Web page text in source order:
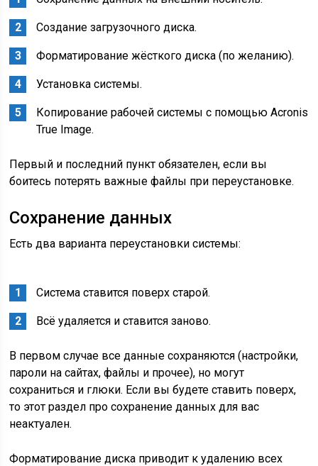
Создание загрузочного диска.
Форматирование жёсткого диска (по желанию).
Установка системы.
Копирование рабочей системы с помощью Acronis
True Image.
Первый и последний пункт обязателен, если вы
боитесь потерять важные файлы при переустановке.
Сохранение данных
Есть два варианта переустановки системы:
Система ставится поверх старой.
Всё удаляется и ставится заново.
В первом случае все данные сохраняются (настройки,
пароли на сайтах, файлы и прочее), но могут
сохраниться и глюки. Если вы будете ставить поверх,
то этот раздел про сохранение данных для вас
неактуален.
Форматирование диска приводит к удалению всех